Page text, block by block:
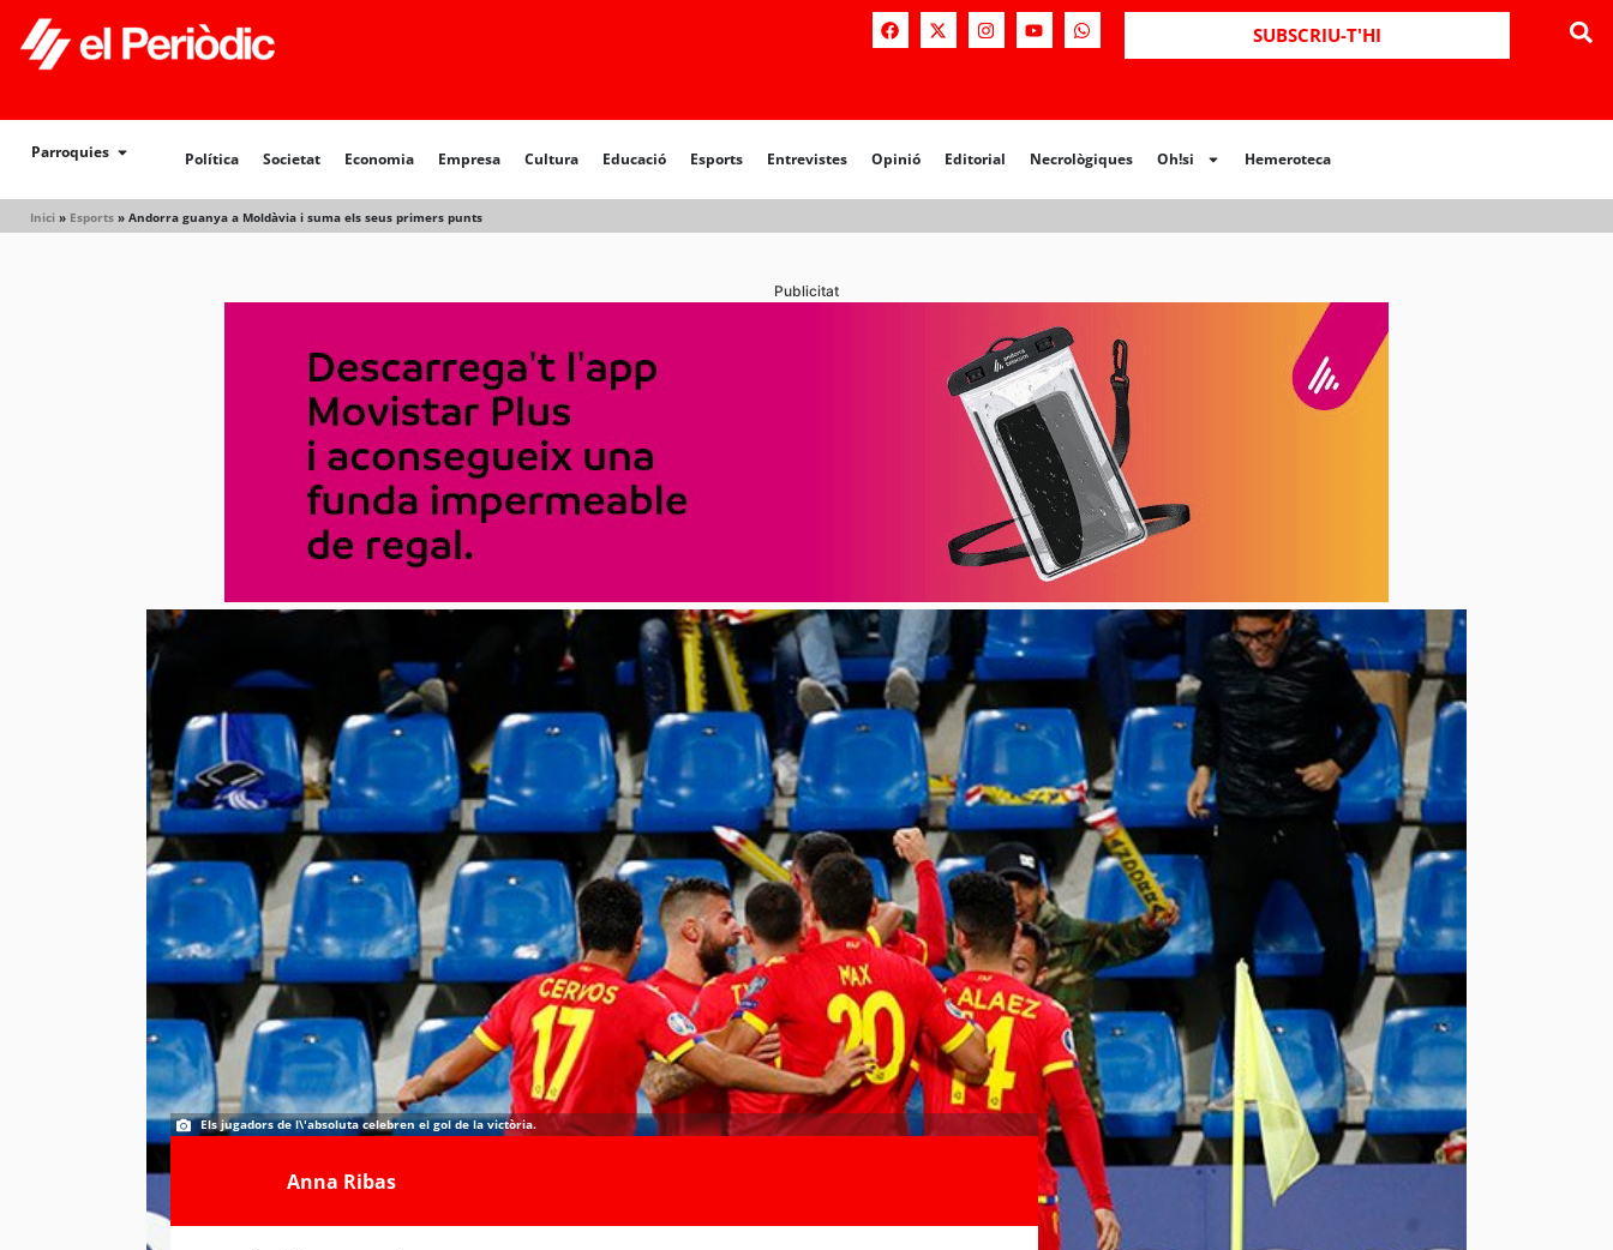
SUBSCRIU-T'HI
Parroquies Política Societat Economia Empresa Cultura Educació Esports Entrevistes Opinió Editorial Necrològiques Oh!si Hemeroteca
Inici » Esports » Andorra guanya a Moldàvia i suma els seus primers punts
Política Societat Opinió Editorial Necrològiques Hemeroteca
Publicitat
Els jugadors de l\'absoluta celebren el gol de la victòria.
Anna Ribas